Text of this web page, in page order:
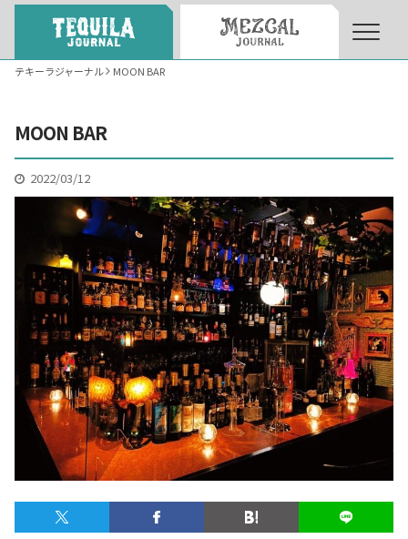
テキーラとは What’s Tequila
テキーラのつくり方 How to Make Tequila
テキーラマーケット Tequila Market
テキーラの飲み方 How to Drink Tequila
テキーラマップ
メキシコ料理 Cuisines of Mexico
テキーラジャーナル MOON BAR
MOON BAR
2022/03/12